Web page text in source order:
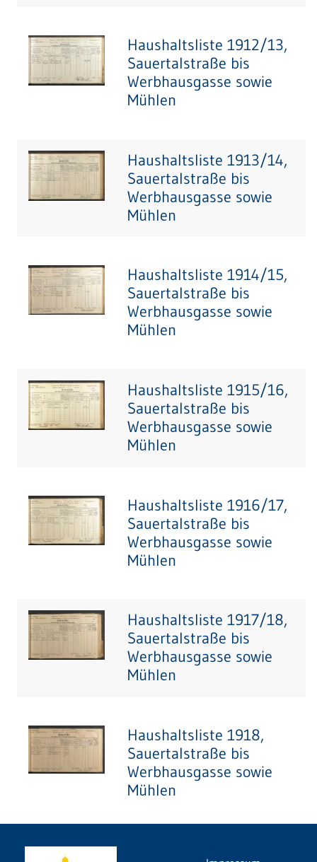
Haushaltsliste 1912/13,
Sauertalstraße bis
Werbhausgasse sowie
Mühlen
Haushaltsliste 1913/14,
Sauertalstraße bis
Werbhausgasse sowie
Mühlen
Haushaltsliste 1914/15,
Sauertalstraße bis
Werbhausgasse sowie
Mühlen
Haushaltsliste 1915/16,
Sauertalstraße bis
Werbhausgasse sowie
Mühlen
Haushaltsliste 1916/17,
Sauertalstraße bis
Werbhausgasse sowie
Mühlen
Haushaltsliste 1917/18,
Sauertalstraße bis
Werbhausgasse sowie
Mühlen
Haushaltsliste 1918,
Sauertalstraße bis
Werbhausgasse sowie
Mühlen